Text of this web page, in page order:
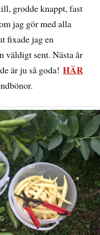
grodde knappt, fast
jag gör med alla
fixade jag en
väldigt sent. Nästa år
är ju så goda!HÄR